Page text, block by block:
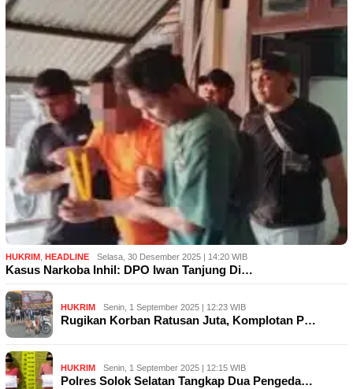
HUKRIM HEADLINE Selasa, 30 Desember 2025 | 14:20 WIB
Kasus Narkoba Inhil: DPO Iwan Tanjung Di…
HUKRIM Senin, 1 September 2025 | 12:23 WIB
Rugikan Korban Ratusan Juta, Komplotan P…
HUKRIM Senin, 1 September 2025 | 12:15 WIB
Polres Solok Selatan Tangkap Dua Pengeda…